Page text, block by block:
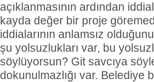
açıklanmasının ardından
kayda değer bir proje
iddialarının anlamsız
şu yolsuzlukları var, bu
söylüyorsun? Git savcıya
dokunulmazlığı var. Belediye